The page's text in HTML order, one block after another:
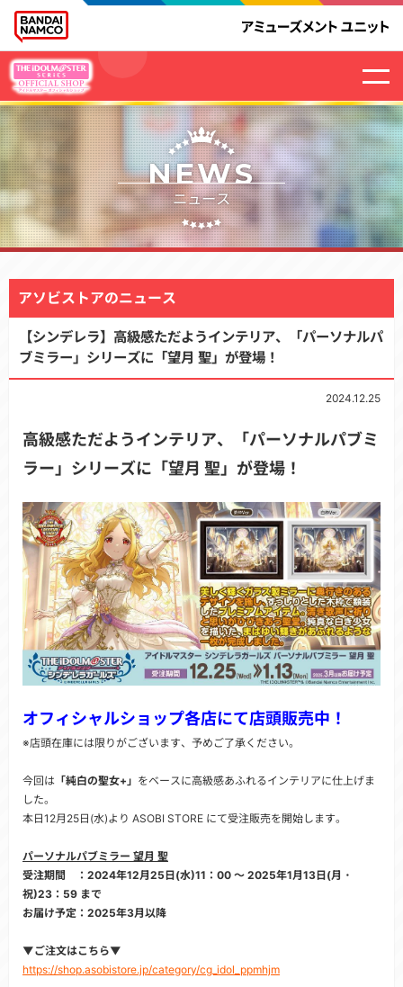
NEWS
ニュース
アソビストアのニュース
【シンデレラ】高級感ただようインテリア、「パーソナルパ
ブミラー」シリーズに「望月 聖」が登場！
2024.12.25
高級感ただようインテリア、「パーソナルパブミ
ラー」シリーズに「望月 聖」が登場！
オフィシャルショップ各店にて店頭販売中！
※店頭在庫には限りがございます、予めご了承ください。
今回は 「純白の聖女+」 をベースに高級感あふれるインテリアに仕上げま
した。
本日12月25日(水)より ASOBI STORE にて受注販売を開始します。
パーソナルパブミラー 望月 聖
受注期間 ：2024年12月25日(水)11：00 ～ 2025年1月13日(月・
祝)23：59 まで
お届け予定：2025年3月以降
▼ご注文はこちら▼
https://shop.asobistore.jp/category/cg_idol_ppmhjm